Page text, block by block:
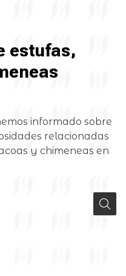
estufas,
informado sobre
relacionadas
y chimeneas en